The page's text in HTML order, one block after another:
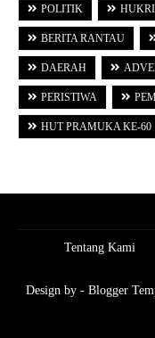
POLITIK
BERITA RANTAU
DAERAH
PERISTIWA
HUT PRAMUKA KE-60
Tentang Kami
Design by - Blogger